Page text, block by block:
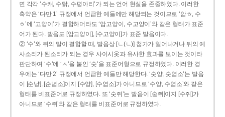
면 각각 ‘수캐, 수탉, 수평아리’가 되는 언어 현실을 존중하였다. 이러한
축약은 ‘다만 1’ 규정에서 언급한 예들에만 해당되는 것이므로 ‘암ㅎ, 수
ㅎ’에 ‘고양이’가 결합하더라도 ‘암고양이, 수고양이’와 같은 형태가 표준
어가 된다. 발음도 [암고양이], [수고양이]가 표준 발음이다.
② ‘수’와 뒤의 말이 결합할 때, 발음상 [ㄴ(ㄴ)] 첨가가 일어나거나 뒤의 예
사소리가 된소리가 되는 경우 사이시옷과 유사한 효과를 보이는 것이라
판단하여 ‘수’에 ‘ㅅ’을 붙인 ‘숫’을 표준어형으로 규정하였다. 이러한 경
우에는 ‘다만 2’ 규정에서 언급한 예들만 해당한다. ‘숫양, 숫염소’는 발음
이 [순냥], [순념소]이지 [수양], [수염소]가 아니므로 ‘수양, 수염소’와 같은
형태를 비표준어로 규정하였다. 또 ‘숫쥐’는 발음이 [숟쮜]이지 [수쥐]가
아니므로 ‘수쥐’와 같은 형태를 비표준어로 규정하였다.